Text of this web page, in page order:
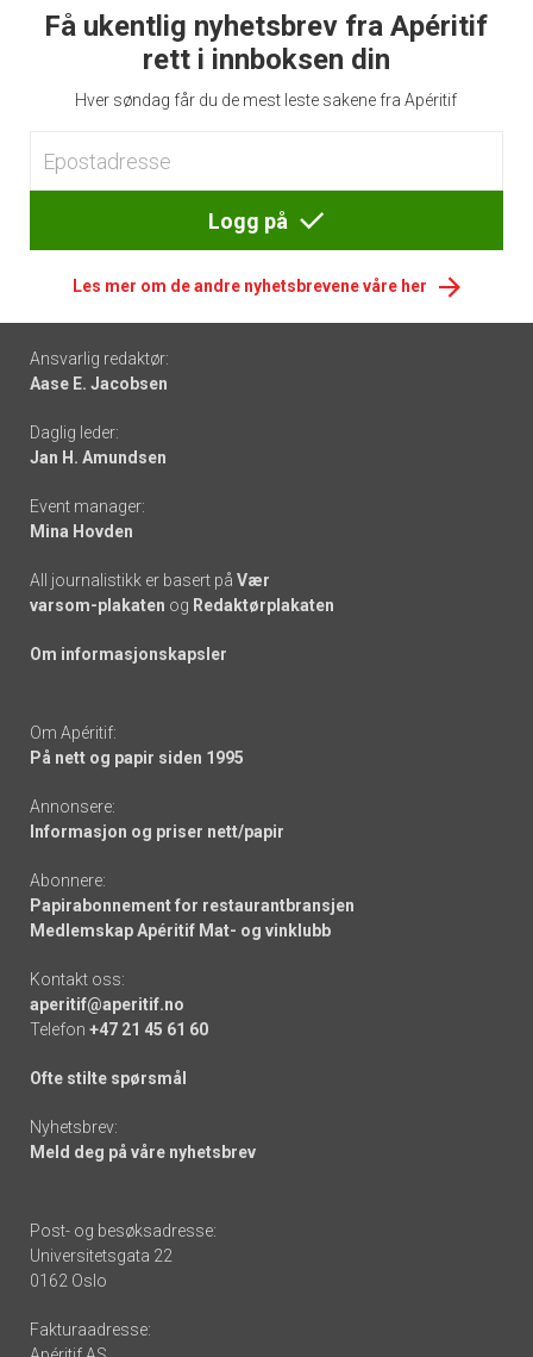
Få ukentlig nyhetsbrev fra Apéritif
rett i innboksen din
Hver søndag får du de mest leste sakene fra Apéritif
Logg på
Les mer om de andre nyhetsbrevene våre her
Footer
-
links
Ansvarlig redaktør:
Aase E. Jacobsen
Daglig leder:
Jan H. Amundsen
Event manager:
Mina Hovden
All journalistikk er basert på Vær
varsom-plakaten og Redaktørplakaten
Om informasjonskapsler
Om Apéritif:
På nett og papir siden 1995
Annonsere:
Informasjon og priser nett/papir
Abonnere:
Papirabonnement for restaurantbransjen
Medlemskap Apéritif Mat- og vinklubb
Kontakt oss:
aperitif@aperitif.no
Telefon +47 21 45 61 60
Ofte stilte spørsmål
Nyhetsbrev:
Meld deg på våre nyhetsbrev
Post- og besøksadresse:
Universitetsgata 22
0162 Oslo
Fakturaadresse: